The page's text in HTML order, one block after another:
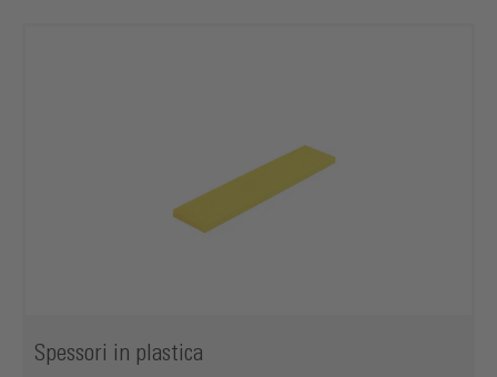
Spessori in plastica